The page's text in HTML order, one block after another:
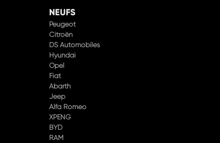
NEUFS
Peugeot
Citroën
DS Automobiles
Hyundai
Opel
Fiat
Abarth
Jeep
Alfa Romeo
XPENG
BYD
RAM